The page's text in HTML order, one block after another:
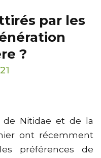
par les
?
de Nitidae et de la
ont récemment
préférences de